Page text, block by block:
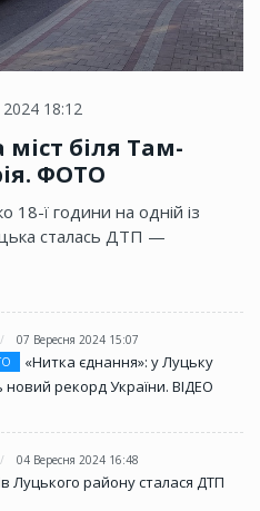
18:12
міст біля Там-
ФОТО
18-ї години на одній із
сталась ДТП —
07 Вересня 2024 15:07
«Нитка єднання»: у Луцьку
новий рекорд України. ВІДЕО
04 Вересня 2024 16:48
Луцького району сталася ДТП